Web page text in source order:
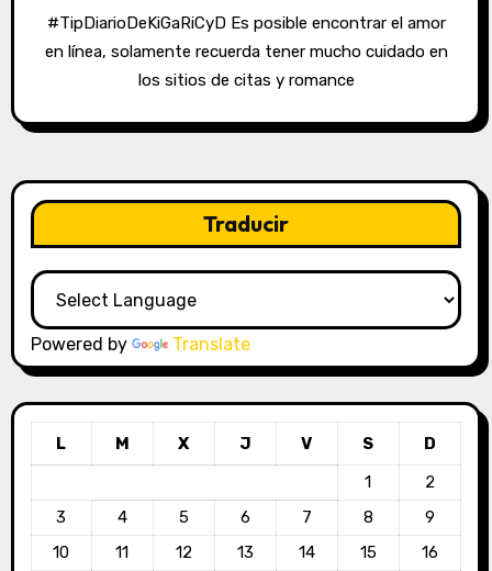
#TipDiarioDeKiGaRiCyD Es posible encontrar el amor
en línea, solamente recuerda tener mucho cuidado en
los sitios de citas y romance
Traducir
Powered by Translate
L M X J V S
D
1
2
3
4 5 6 7 8
9
10
11 12 13 14 15
16